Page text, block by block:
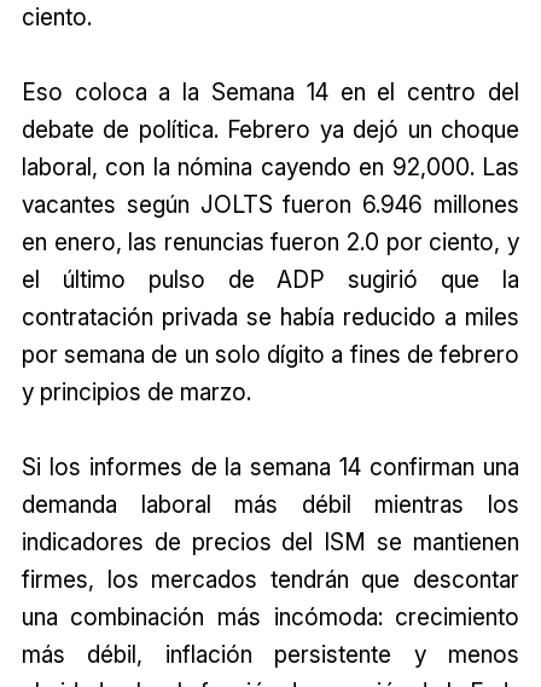
ciento.
Eso coloca a la Semana 14 en el centro del
debate de política. Febrero ya dejó un choque
laboral, con la nómina cayendo en 92,000. Las
vacantes según JOLTS fueron 6.946 millones
en enero, las renuncias fueron 2.0 por ciento, y
el último pulso de ADP sugirió que la
contratación privada se había reducido a miles
por semana de un solo dígito a fines de febrero
y principios de marzo.
Si los informes de la semana 14 confirman una
demanda laboral más débil mientras los
indicadores de precios del ISM se mantienen
firmes, los mercados tendrán que descontar
una combinación más incómoda: crecimiento
más débil, inflación persistente y menos